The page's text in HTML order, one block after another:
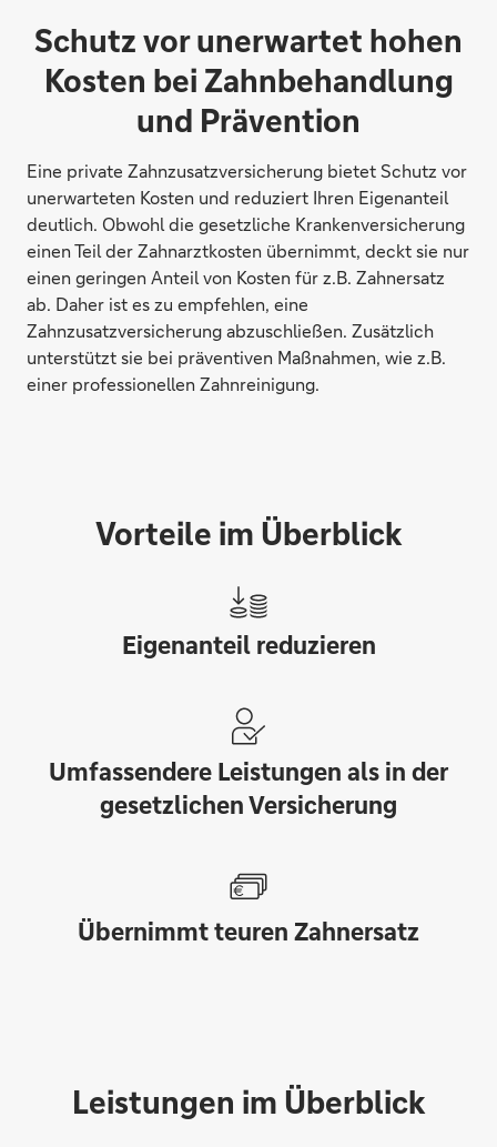
Schutz vor unerwartet hohen
Kosten bei Zahnbehandlung
und Prävention
Eine private Zahnzusatzversicherung bietet Schutz vor
unerwarteten Kosten und reduziert Ihren Eigenanteil
deutlich. Obwohl die gesetzliche Krankenversicherung
einen Teil der Zahnarztkosten übernimmt, deckt sie nur
einen geringen Anteil von Kosten für z.B. Zahnersatz
ab. Daher ist es zu empfehlen, eine
Zahnzusatzversicherung abzuschließen. Zusätzlich
unterstützt sie bei präventiven Maßnahmen, wie z.B.
einer professionellen Zahnreinigung.
Vorteile im Überblick
Eigenanteil reduzieren
Umfassendere Leistungen als in der
gesetzlichen Versicherung
Übernimmt teuren Zahnersatz
Leistungen im Überblick